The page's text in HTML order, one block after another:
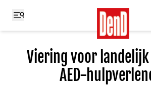
Viering voor
AED-